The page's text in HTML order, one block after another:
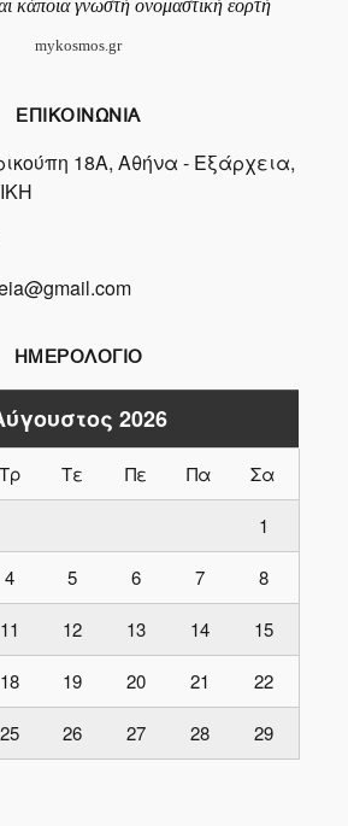
κάποια γνωστή ονομαστική εορτή
mykosmos.gr
ΕΠΙΚΟΙΝΩΝΙΑ
18Α, Αθήνα - Εξάρχεια,
ΗΜΕΡΟΛΟΓΙΟ
2026
Τρ Τε Πε Πα Σα
1
4 5 6 7 8
11 12 13 14 15
18 19 20 21 22
25 26 27 28 29